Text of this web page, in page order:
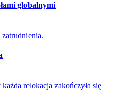
globalnymi​​
relokacja zakończyła się